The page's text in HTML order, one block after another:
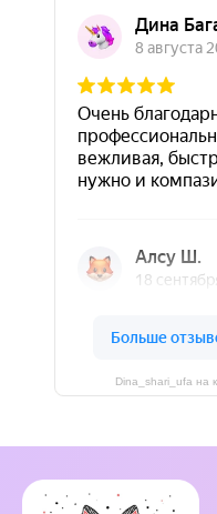
Dina_shari_ufa на